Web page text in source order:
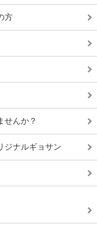
方
せんか？
ナルギョサン